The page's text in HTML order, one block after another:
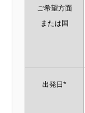
ご希望方面
または国
出発日*